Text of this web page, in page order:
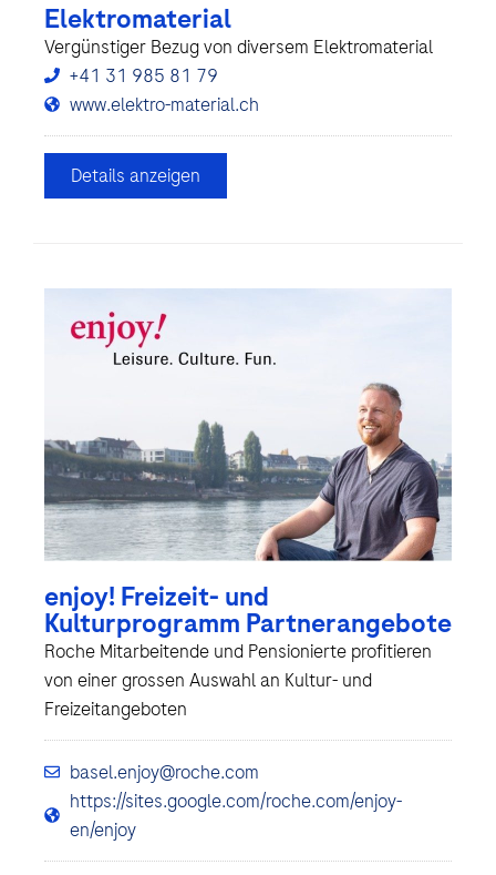
Elektromaterial
Vergünstiger Bezug von diversem Elektromaterial
+41 31 985 81 79
www.elektro-material.ch
Details anzeigen
enjoy! Freizeit- und
Kulturprogramm Partnerangebote
Roche Mitarbeitende und Pensionierte profitieren
von einer grossen Auswahl an Kultur- und
Freizeitangeboten
basel.enjoy@roche.com
https://sites.google.com/roche.com/enjoy-
en/enjoy